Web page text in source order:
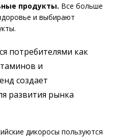
продукты. Все больше
и выбирают
потребителями как
и
создает
развития рынка
дикоросы пользуются